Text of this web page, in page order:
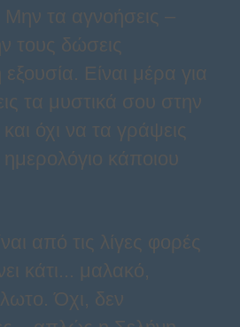
Μην τα αγνοήσεις –
τους δώσεις
Είναι μέρα για
τα μυστικά σου στην
όχι να τα γράψεις
κάποιου
από τις λίγες φορές
κάτι... μαλακό,
Όχι, δεν